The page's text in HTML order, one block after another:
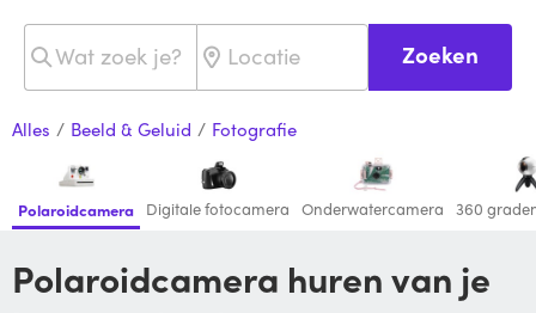
Zoeken
Alles / Beeld & Geluid / Fotografie
Polaroidcamera Digitale fotocamera Onderwatercamera 360
Polaroidcamera huren van je